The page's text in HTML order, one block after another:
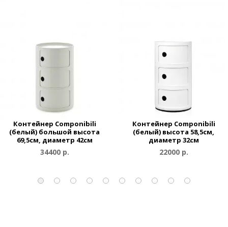
Контейнер Componibili
(белый) большой высота
69,5см, диаметр 42см
34400 р.
Контейнер Componibili
(белый) высота 58,5см,
диаметр 32см
22000 р.